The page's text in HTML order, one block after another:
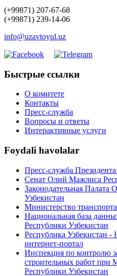
(+99871) 207-67-68
(+99871) 239-14-06
info@uzavtoyul.uz
Быстрые ссылки
О комитете
Контакты
Пресс-служба
Вопросы и ответы
Интерактивные услуги
Foydali havolalar
Пресс-служба
Сенат Олий Мажлиса
Законодательная
Узбекистан
Министерство
Национальная база
Республики Узбекистан
Республика Узбекистан
интернет-портал
Инспекция по контролю
строительных работ при
Республики Узбекистан